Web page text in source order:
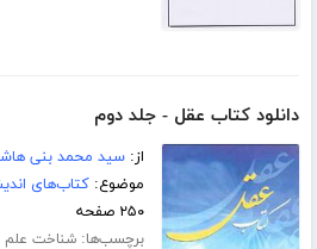
دانلود کتاب عقل - جلد دوم
از:سید محمد بنی
موضوع:کتاب‌های
۲۵۰ صفحه
برچسب‌ها:شناخت علم